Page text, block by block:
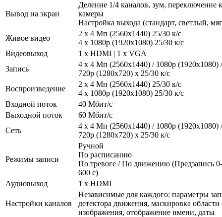
Вывод на экран
Деление 1/4 каналов, зум, переключение
камеры
Настройка выхода (стандарт, светлый,
Живое видео
2 x 4 Мп (2560x1440) 25/30 к/с
4 х 1080p (1920x1080) 25/30 к/с
Видеовыход
1 x HDMI | 1 x VGA
Запись
4 x 4 Мп (2560x1440) / 1080p (1920x1080)
720p (1280x720) x 25/30 к/с
Воспроизведение
2 x 4 Мп (2560x1440) 25/30 к/с
4 х 1080p (1920x1080) 25/30 к/с
Входной поток
40 Мбит/с
Выходной поток
60 Мбит/с
Сеть
4 x 4 Мп (2560x1440) / 1080p (1920x1080)
720p (1280x720) x 25/30 к/с
Режимы записи
Ручной
По расписанию
По тревоге / По движению (Предзапись
600 с)
Аудиовыход
1 x HDMI
Настройки каналов
Независимые для каждого: параметры
детектора движения, маскировка
изображения, отображение имени, даты